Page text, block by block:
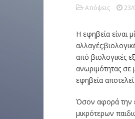
Απόψεις 23/
Η εφηβεία είναι
από βιολογικές
ανωριμότητας σε
εφηβεία
Όσον αφορά την
μικρότερων